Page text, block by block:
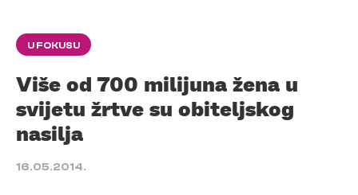
U FOKUSU
Više od 700 milijuna žena u
svijetu žrtve su obiteljskog
nasilja
16.05.2014.